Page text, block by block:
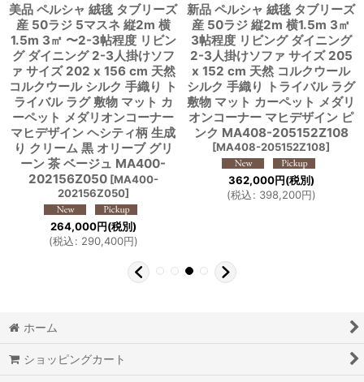
美品 ペルシャ 絨毯 タブリーズ
産 50ラジ 5マスネ 縦2m 横
1.5m 3㎡ 〜2-3帖程度 リビン
グ ダイニング 2-3人掛けソフ
ァ サイズ 202 x 156 cm 天然
コルクウール シルク 手織り ト
ライバル ラグ 敷物 マット カ
ーペット メダリオンコーナー
マヒデザイン ヘシティ柄 生成
り クリーム 黒 オリーブ グリ
ーン 茶 ベージュ MA400-
202156Z050 [MA400-
202156Z050]
264,000円(税別)
(税込: 290,400円)
新品 ペルシャ 絨毯 タブリーズ
産 50ラジ 縦2m 横1.5m 3㎡
3帖程度 リビング ダイニング
2-3人掛けソファ サイズ 205
x 152 cm 天然 コルクウール
シルク 手織り トライバル ラグ
敷物 マット カーペット メダリ
オンコーナー マヒデザイン ピ
ンク MA408-205152Z108
[MA408-205152Z108]
362,000円(税別)
(税込: 398,200円)
ホーム
ショッピングカート